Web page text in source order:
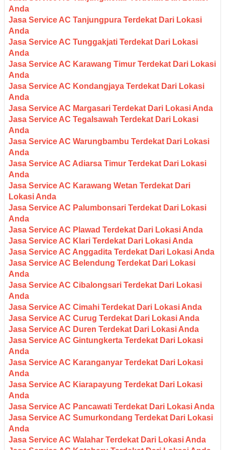
Anda
Jasa Service AC Tanjungpura Terdekat Dari Lokasi
Anda
Jasa Service AC Tunggakjati Terdekat Dari Lokasi
Anda
Jasa Service AC Karawang Timur Terdekat Dari Lokasi
Anda
Jasa Service AC Kondangjaya Terdekat Dari Lokasi
Anda
Jasa Service AC Margasari Terdekat Dari Lokasi Anda
Jasa Service AC Tegalsawah Terdekat Dari Lokasi
Anda
Jasa Service AC Warungbambu Terdekat Dari Lokasi
Anda
Jasa Service AC Adiarsa Timur Terdekat Dari Lokasi
Anda
Jasa Service AC Karawang Wetan Terdekat Dari
Lokasi Anda
Jasa Service AC Palumbonsari Terdekat Dari Lokasi
Anda
Jasa Service AC Plawad Terdekat Dari Lokasi Anda
Jasa Service AC Klari Terdekat Dari Lokasi Anda
Jasa Service AC Anggadita Terdekat Dari Lokasi Anda
Jasa Service AC Belendung Terdekat Dari Lokasi
Anda
Jasa Service AC Cibalongsari Terdekat Dari Lokasi
Anda
Jasa Service AC Cimahi Terdekat Dari Lokasi Anda
Jasa Service AC Curug Terdekat Dari Lokasi Anda
Jasa Service AC Duren Terdekat Dari Lokasi Anda
Jasa Service AC Gintungkerta Terdekat Dari Lokasi
Anda
Jasa Service AC Karanganyar Terdekat Dari Lokasi
Anda
Jasa Service AC Kiarapayung Terdekat Dari Lokasi
Anda
Jasa Service AC Pancawati Terdekat Dari Lokasi Anda
Jasa Service AC Sumurkondang Terdekat Dari Lokasi
Anda
Jasa Service AC Walahar Terdekat Dari Lokasi Anda